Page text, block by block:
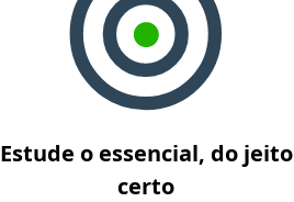
Estude o essencial, do jeito
certo